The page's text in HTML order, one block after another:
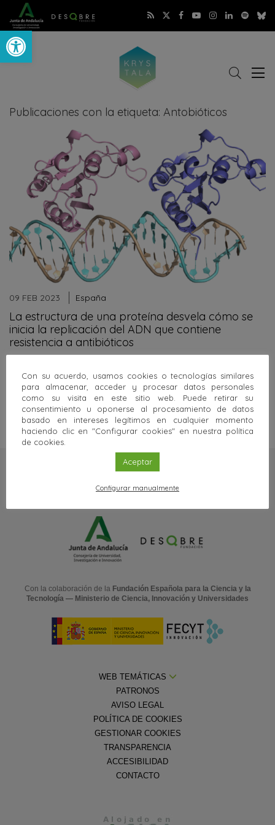
Abrir barra de herramientas
Buscar
Publicaciones con la etiqueta: Antobióticos
09 FEB 2023 España
La estructura de una proteína desvela cómo se
inicia la replicación del ADN que contiene
resistencia a antibióticos
encuentran en las bacterias, pueden contener genes de
resistencia…
Sigue leyendo
Con la colaboración de la Fundación Española para la Ciencia y la
Tecnología — Ministerio de Ciencia, Innovación y Universidades
WEB TEMÁTICAS
PATRONOS
AVISO LEGAL
POLÍTICA DE COOKIES
GESTIONAR COOKIES
TRANSPARENCIA
ACCESIBILIDAD
CONTACTO
Con su acuerdo, usamos cookies o tecnologías similares
para almacenar, acceder y procesar datos personales
como su visita en este sitio web. Puede retirar su
consentimiento u oponerse al procesamiento de datos
basado en intereses legítimos en cualquier momento
haciendo clic en "Configurar cookies" en nuestra política
de cookies.
Aceptar
Configurar manualmente